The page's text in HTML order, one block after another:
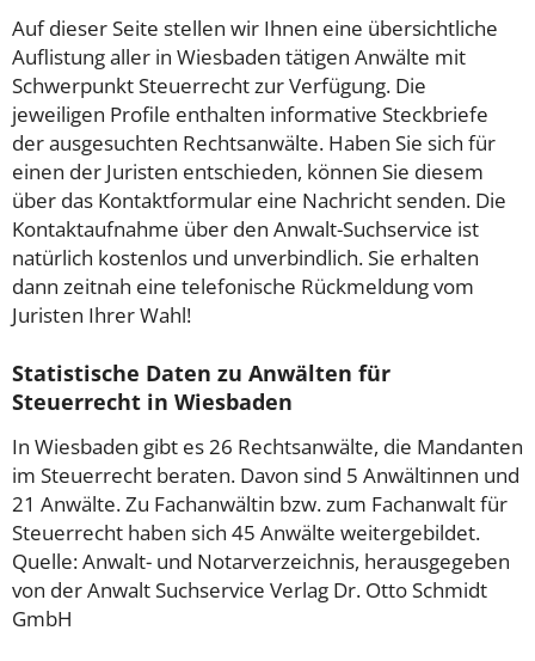
Auf dieser Seite stellen wir Ihnen eine übersichtliche
Auflistung aller in Wiesbaden tätigen Anwälte mit
Schwerpunkt Steuerrecht zur Verfügung. Die
jeweiligen Profile enthalten informative Steckbriefe
der ausgesuchten Rechtsanwälte. Haben Sie sich für
einen der Juristen entschieden, können Sie diesem
über das Kontaktformular eine Nachricht senden. Die
Kontaktaufnahme über den Anwalt-Suchservice ist
natürlich kostenlos und unverbindlich. Sie erhalten
dann zeitnah eine telefonische Rückmeldung vom
Juristen Ihrer Wahl!
Statistische Daten zu Anwälten für
Steuerrecht in Wiesbaden
In Wiesbaden gibt es 26 Rechtsanwälte, die Mandanten
im Steuerrecht beraten. Davon sind 5 Anwältinnen und
21 Anwälte. Zu Fachanwältin bzw. zum Fachanwalt für
Steuerrecht haben sich 45 Anwälte weitergebildet.
Quelle: Anwalt- und Notarverzeichnis, herausgegeben
von der Anwalt Suchservice Verlag Dr. Otto Schmidt
GmbH